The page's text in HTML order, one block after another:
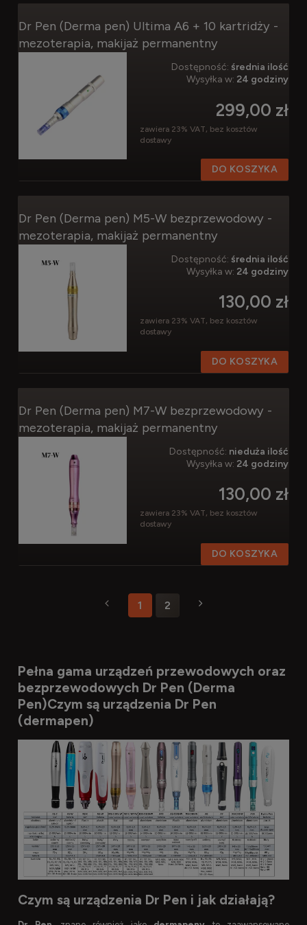
Dr Pen (Derma pen) Ultima A6 + 10 kartridży -
mezoterapia, makijaż permanentny
Dostępność: średnia ilość
Wysyłka w: 24 godziny
299,00 zł
zawiera 23% VAT, bez kosztów
dostawy
DO KOSZYKA
Dr Pen (Derma pen) M5-W bezprzewodowy -
mezoterapia, makijaż permanentny
Dostępność: średnia ilość
Wysyłka w: 24 godziny
130,00 zł
zawiera 23% VAT, bez kosztów
dostawy
DO KOSZYKA
Dr Pen (Derma pen) M7-W bezprzewodowy -
mezoterapia, makijaż permanentny
Dostępność: nieduża ilość
Wysyłka w: 24 godziny
130,00 zł
zawiera 23% VAT, bez kosztów
dostawy
DO KOSZYKA
1 2
Pełna gama urządzeń przewodowych oraz
bezprzewodowych Dr Pen (Derma
Pen)Czym są urządzenia Dr Pen
(dermapen)
Czym są urządzenia Dr Pen i jak działają?